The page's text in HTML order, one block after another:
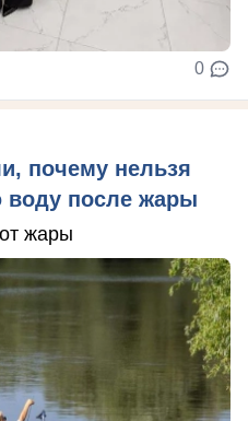
0
почему нельзя
воду после жары
жары